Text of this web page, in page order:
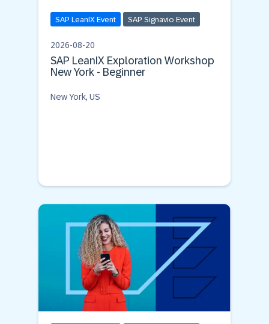
SAP LeanIX Event SAP Signavio Event
2026-08-20
SAP LeanIX Exploration Workshop
New York - Beginner
New York, US